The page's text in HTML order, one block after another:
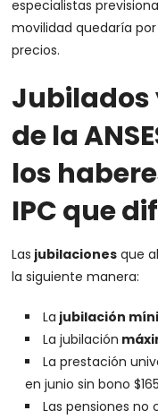
especialistas
movilidad quedaría
precios.
Jubilados
de la
los
IPC que
Las jubilaciones que
la siguiente manera:
La jubilación
La jubilación
La prestación
en junio sin bono
Las pensiones no